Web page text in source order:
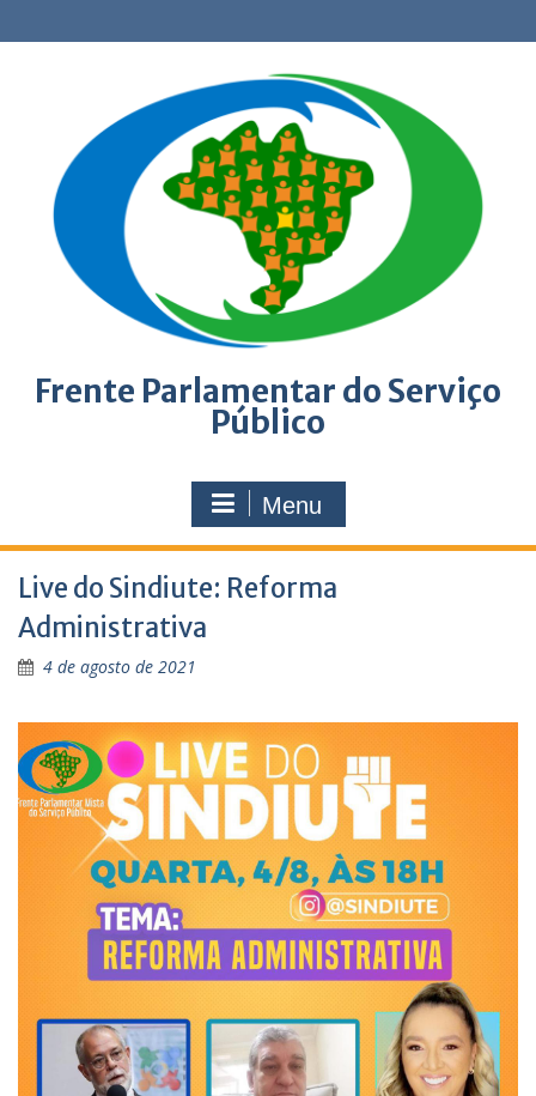
to
Frente Parlamentar do Serviço
Público
Menu
Live do Sindiute: Reforma
Administrativa
4 de agosto de 2021